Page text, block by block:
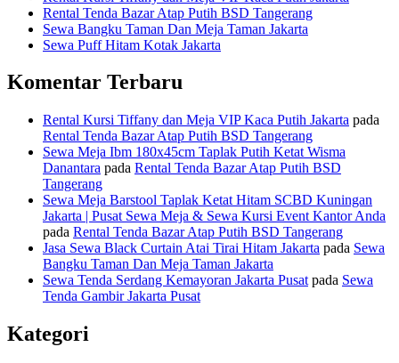
Rental Tenda Bazar Atap Putih BSD Tangerang
Sewa Bangku Taman Dan Meja Taman Jakarta
Sewa Puff Hitam Kotak Jakarta
Komentar Terbaru
Rental Kursi Tiffany dan Meja VIP Kaca Putih Jakarta pada
Rental Tenda Bazar Atap Putih BSD Tangerang
Sewa Meja Ibm 180x45cm Taplak Putih Ketat Wisma
Danantara pada Rental Tenda Bazar Atap Putih BSD
Tangerang
Sewa Meja Barstool Taplak Ketat Hitam SCBD Kuningan
Jakarta | Pusat Sewa Meja & Sewa Kursi Event Kantor Anda
pada Rental Tenda Bazar Atap Putih BSD Tangerang
Jasa Sewa Black Curtain Atai Tirai Hitam Jakarta pada Sewa
Bangku Taman Dan Meja Taman Jakarta
Sewa Tenda Serdang Kemayoran Jakarta Pusat pada Sewa
Tenda Gambir Jakarta Pusat
Kategori